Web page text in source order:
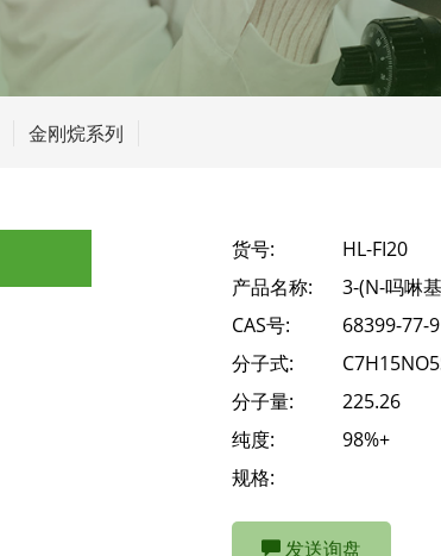
金刚烷系列
货号:
HL-FI20
产品名称:
3-(N-吗啉
CAS号:
68399-77-9
分子式:
分子量:
225.26
纯度:
98%+
规格:
发送询盘